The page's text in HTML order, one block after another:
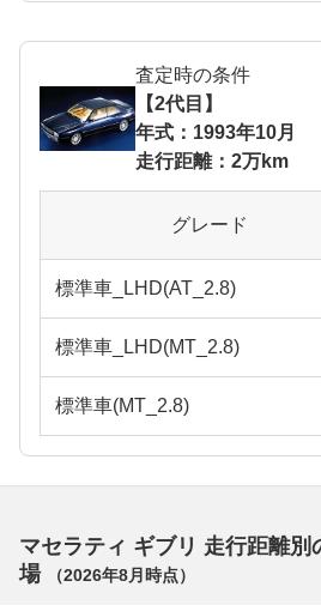
査定時の条件
【2代目】
年式：1993年10月
走行距離：2万km
グレード
標準車_LHD(AT_2.8)
標準車_LHD(MT_2.8)
標準車(MT_2.8)
マセラティ ギブリ 走行距離別
場
（2026年8月 時点）